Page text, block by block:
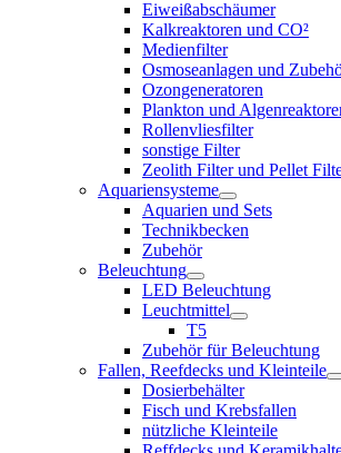
Eiweißabschäumer
Kalkreaktoren und CO²
Medienfilter
Osmoseanlagen und
Ozongeneratoren
Plankton und
Rollenvliesfilter
sonstige Filter
Zeolith Filter und Pellet
Aquariensysteme
Aquarien und Sets
Technikbecken
Zubehör
Beleuchtung
LED Beleuchtung
Leuchtmittel
T5
Zubehör für Beleuchtung
Fallen, Reefdecks und Kleinteile
Dosierbehälter
Fisch und Krebsfallen
nützliche Kleinteile